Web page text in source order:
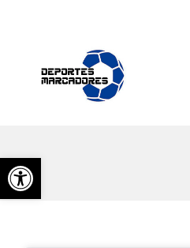
Abrir barra de herramientas